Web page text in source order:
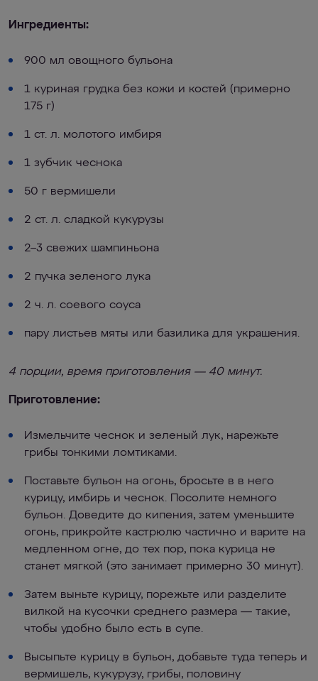
Ингредиенты:
900 мл овощного бульона
1 куриная грудка без кожи и костей (примерно
175 г)
1 ст. л. молотого имбиря
1 зубчик чеснока
50 г вермишели
2 ст. л. сладкой кукурузы
2–3 свежих шампиньона
2 пучка зеленого лука
2 ч. л. соевого соуса
пару листьев мяты или базилика для украшения.
4 порции, время приготовления — 40 минут.
Приготовление:
Измельчите чеснок и зеленый лук, нарежьте
грибы тонкими ломтиками.
Поставьте бульон на огонь, бросьте в в него
курицу, имбирь и чеснок. Посолите немного
бульон. Доведите до кипения, затем уменьшите
огонь, прикройте кастрюлю частично и варите на
медленном огне, до тех пор, пока курица не
станет мягкой (это занимает примерно 30 минут).
Затем выньте курицу, порежьте или разделите
вилкой на кусочки среднего размера — такие,
чтобы удобно было есть в супе.
Высыпьте курицу в бульон, добавьте туда теперь и
вермишель, кукурузу, грибы, половину